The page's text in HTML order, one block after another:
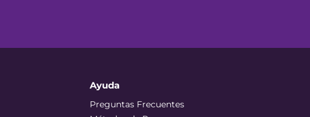
Ayuda
Preguntas Frecuentes